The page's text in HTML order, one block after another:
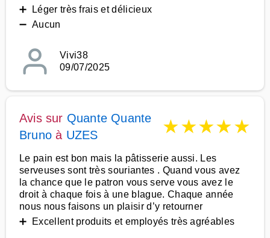
➕ Léger très frais et délicieux
➖ Aucun
Vivi38
09/07/2025
Avis sur Quante Quante
Bruno à UZES ★★★★★
Le pain est bon mais la pâtisserie aussi. Les
serveuses sont très souriantes . Quand vous avez
la chance que le patron vous serve vous avez le
droit à chaque fois à une blague. Chaque année
nous nous faisons un plaisir d’y retourner
➕ Excellent produits et employés très agréables